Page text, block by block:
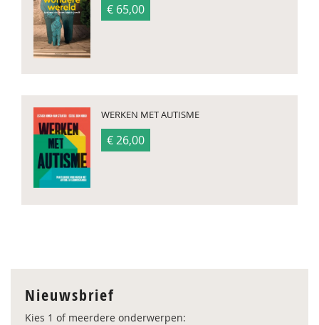
€ 65,00
WERKEN MET AUTISME
€ 26,00
Nieuwsbrief
Kies 1 of meerdere onderwerpen: